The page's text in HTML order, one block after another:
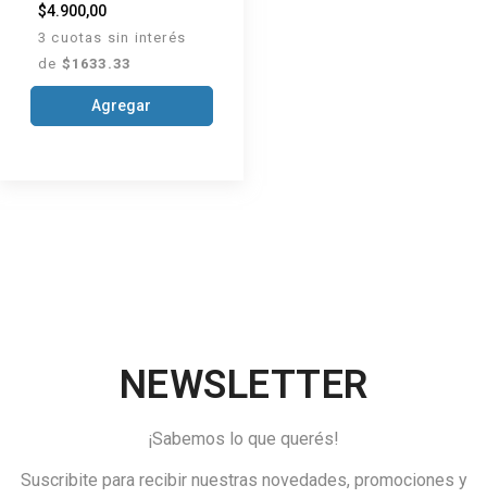
$4.900,00
3 cuotas sin interés
de $1633.33
Agregar
NEWSLETTER
¡Sabemos lo que querés!
Suscribite para recibir nuestras novedades, promociones y